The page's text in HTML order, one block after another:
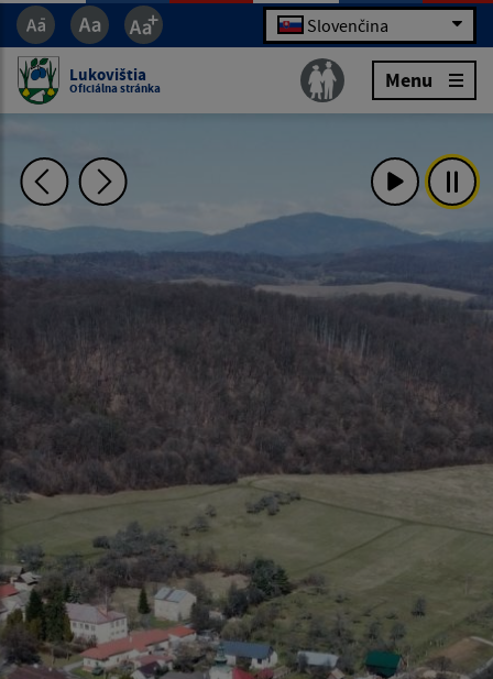
Slovenčina
Lukovištia
Oficiálna stránka Menu